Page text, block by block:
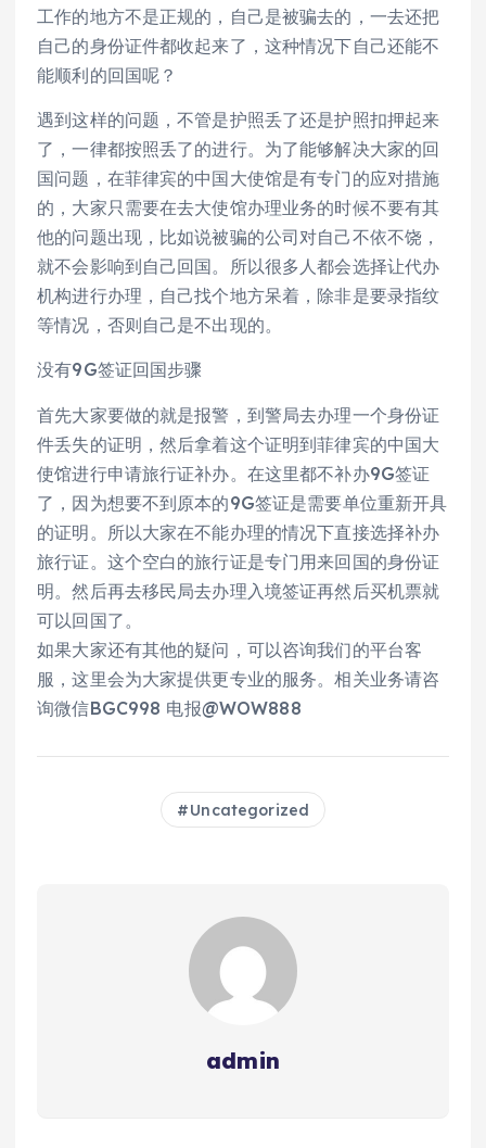
工作的地方不是正规的，自己是被骗去的，一去还把
自己的身份证件都收起来了，这种情况下自己还能不
能顺利的回国呢？
遇到这样的问题，不管是护照丢了还是护照扣押起来
了，一律都按照丢了的进行。为了能够解决大家的回
国问题，在菲律宾的中国大使馆是有专门的应对措施
的，大家只需要在去大使馆办理业务的时候不要有其
他的问题出现，比如说被骗的公司对自己不依不饶，
就不会影响到自己回国。所以很多人都会选择让代办
机构进行办理，自己找个地方呆着，除非是要录指纹
等情况，否则自己是不出现的。
没有9G签证回国步骤
首先大家要做的就是报警，到警局去办理一个身份证
件丢失的证明，然后拿着这个证明到菲律宾的中国大
使馆进行申请旅行证补办。在这里都不补办9G签证
了，因为想要不到原本的9G签证是需要单位重新开具
的证明。所以大家在不能办理的情况下直接选择补办
旅行证。这个空白的旅行证是专门用来回国的身份证
明。然后再去移民局去办理入境签证再然后买机票就
可以回国了。
如果大家还有其他的疑问，可以咨询我们的平台客
服，这里会为大家提供更专业的服务。相关业务请咨
询微信BGC998 电报@WOW888
Uncategorized
admin